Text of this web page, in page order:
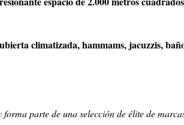
climatizada, hammams, jacuzzis,
parte de una selección de élite de